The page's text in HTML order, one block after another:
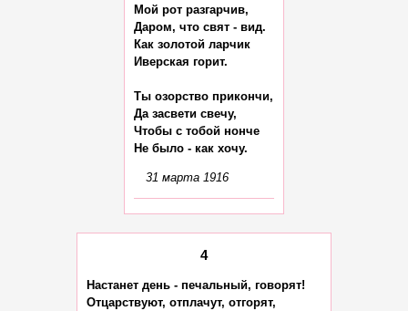
Мой рот разгарчив,
Даром, что свят - вид.
Как золотой ларчик
Иверская горит.
Ты озорство прикончи,
Да засвети свечу,
Чтобы с тобой нонче
31 марта 1916
4
Настанет день - печальный, говорят!
Отцарствуют, отплачут, отгорят,